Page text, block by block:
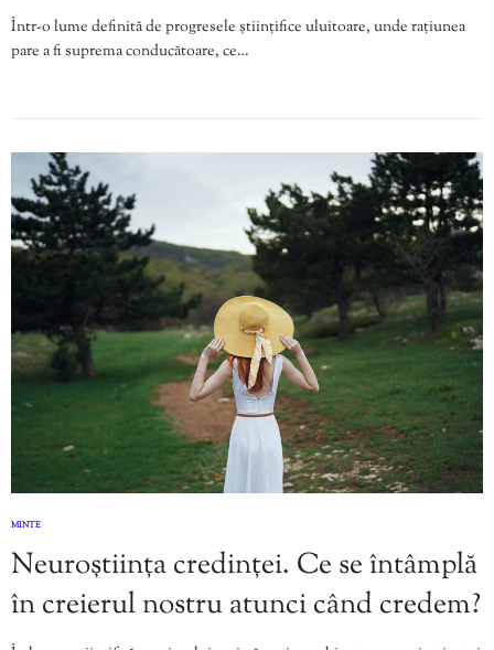
Într-o lume definită de progresele științifice uluitoare, unde rațiunea
pare a fi suprema conducătoare, ce…
MINTE
Neuroștiința credinței. Ce se întâmplă
în creierul nostru atunci când credem?